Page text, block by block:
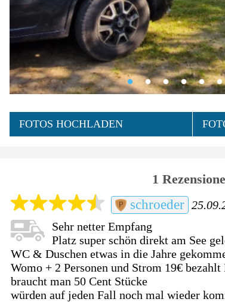
FOTOS HOCHLADEN
1
schroeder
Sehr netter Empfang
Platz super schön direkt am See
WC & Duschen etwas in die Jahre
Womo + 2 Personen und Strom 19€
braucht man 50 Cent Stücke
würden auf jeden Fall noch mal wieder